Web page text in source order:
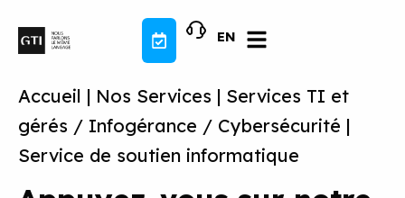
contenu
EN
Accueil | Nos Services | Services TI et
gérés / Infogérance / Cybersécurité |
Service de soutien informatique